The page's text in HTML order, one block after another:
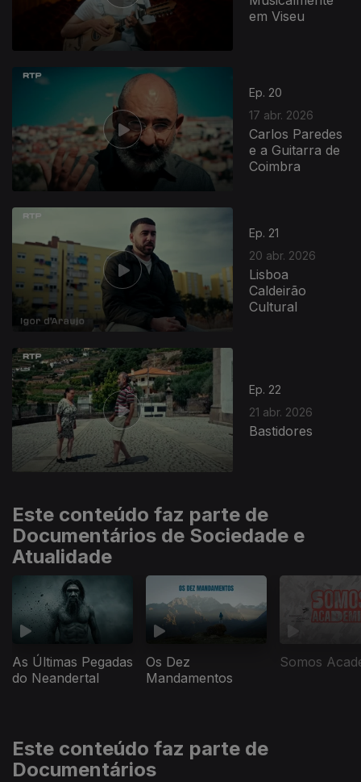
em Viseu
Ep. 20
17 abr. 2026
Carlos Paredes
e a Guitarra de
Coimbra
Ep. 21
20 abr. 2026
Lisboa
Caldeirão
Cultural
Ep. 22
21 abr. 2026
Bastidores
923688
Este conteúdo faz parte de
Documentários de Sociedade e
Atualidade
As Últimas Pegadas
do Neandertal
Os Dez
Mandamentos
Somos
Este conteúdo faz parte de
Documentários